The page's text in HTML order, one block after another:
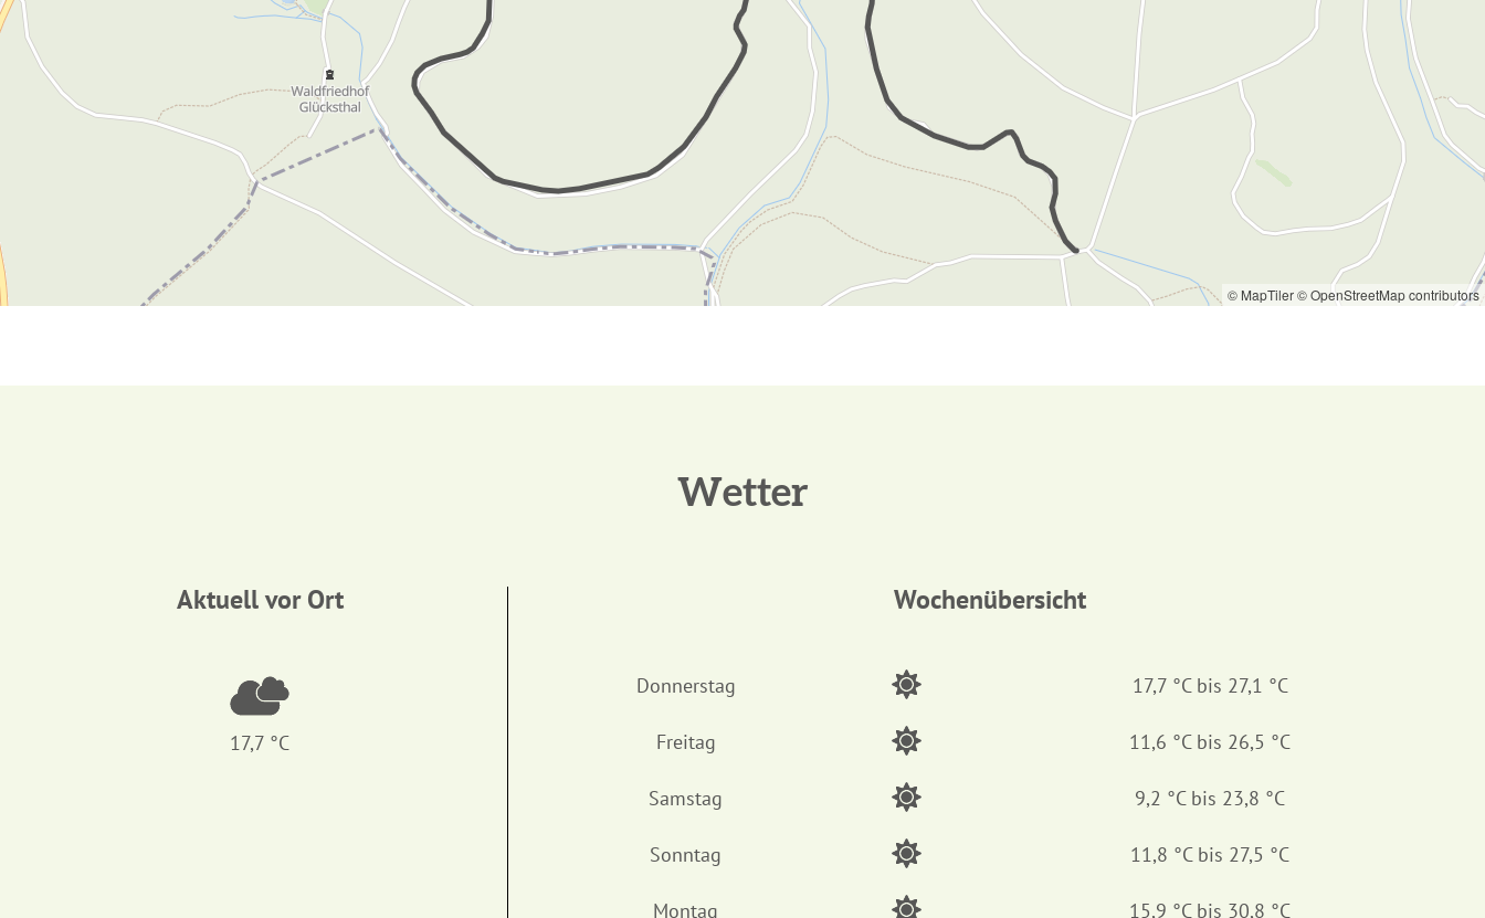
© MapTiler© OpenStreetMap contributors
Wetter
Aktuell vor Ort
17,7 °C
Wochenübersicht
Donnerstag 17,7 °C bis 27,1 °C
Freitag 11,6 °C bis 26,5 °C
Samstag 9,2 °C bis 23,8 °C
Sonntag 11,8 °C bis 27,5 °C
Montag 15,9 °C bis 30,8 °C